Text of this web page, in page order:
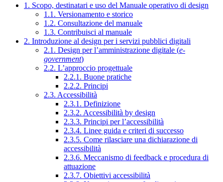
1. Scopo, destinatari e uso del Manuale operativo di design
1.1. Versionamento e storico
1.2. Consultazione del manuale
1.3. Contribuisci al manuale
2. Introduzione al design per i servizi pubblici digitali
2.1. Design per l’amministrazione digitale (e-
government)
2.2. L’approccio progettuale
2.2.1. Buone pratiche
2.2.2. Principi
2.3. Accessibilità
2.3.1. Definizione
2.3.2. Accessibilità by design
2.3.3. Principi per l’accessibilità
2.3.4. Linee guida e criteri di successo
2.3.5. Come rilasciare una dichiarazione di
accessibilità
2.3.6. Meccanismo di feedback e procedura di
attuazione
2.3.7. Obiettivi accessibilità